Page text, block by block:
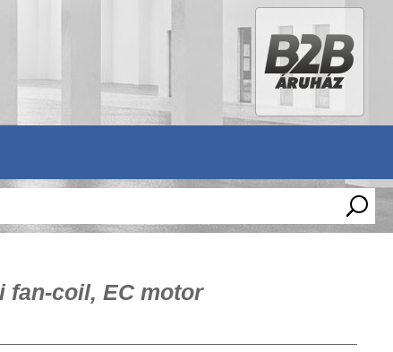
fan-coil, EC motor